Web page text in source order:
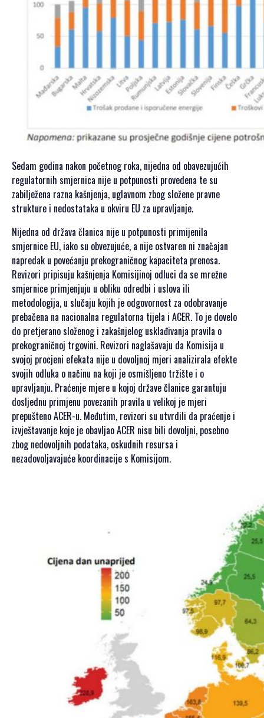
Sedam godina nakon početnog roka, nijedna od obavezujućih
regulatornih smjernica nije u potpunosti provedena te su
zabilježena razna kašnjenja, uglavnom zbog složene pravne
strukture i nedostataka u okviru EU za upravljanje.
Nijedna od država članica nije u potpunosti primijenila
smjernice EU, iako su obvezujuće, a nije ostvaren ni značajan
napredak u povećanju prekograničnog kapaciteta prenosa.
Revizori pripisuju kašnjenja Komisijinoj odluci da se mrežne
smjernice primjenjuju u obliku odredbi i uslova ili
metodologija, u slučaju kojih je odgovornost za odobravanje
prebačena na nacionalna regulatorna tijela i ACER. To je dovelo
do pretjerano složenog i zakašnjelog usklađivanja pravila o
prekograničnoj trgovini. Revizori naglašavaju da Komisija u
svojoj procjeni efekata nije u dovoljnoj mjeri analizirala efekte
svojih odluka o načinu na koji je osmišljeno tržište i o
upravljanju. Praćenje mjere u kojoj države članice garantuju
dosljednu primjenu povezanih pravila u velikoj je mjeri
prepušteno ACER-u. Međutim, revizori su utvrdili da praćenje i
izvještavanje koje je obavljao ACER nisu bili dovoljni, posebno
zbog nedovoljnih podataka, oskudnih resursa i
nezadovoljavajuće koordinacije s Komisijom.